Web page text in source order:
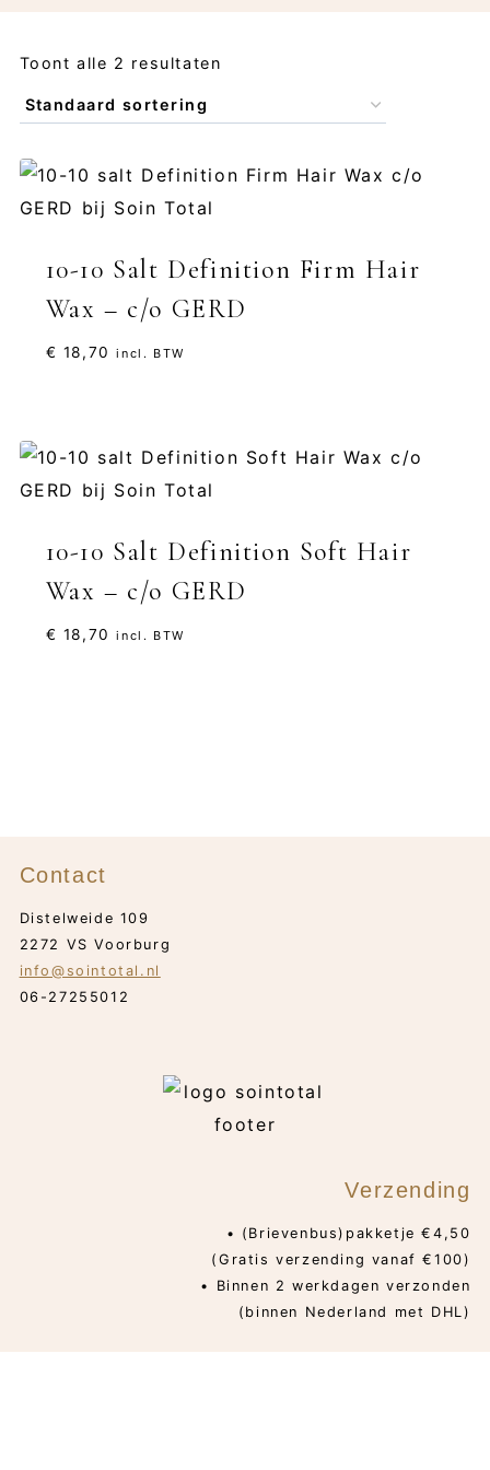
Toont alle 2 resultaten
10-10 Salt Definition Firm Hair
Wax – c/o GERD
€ 18,70 incl. BTW
10-10 Salt Definition Soft Hair
Wax – c/o GERD
€ 18,70 incl. BTW
Contact
Distelweide 109
2272 VS Voorburg
info@sointotal.nl
06-27255012
Verzending
• (Brievenbus)pakketje €4,50
(Gratis verzending vanaf €100)
• Binnen 2 werkdagen verzonden
(binnen Nederland met DHL)